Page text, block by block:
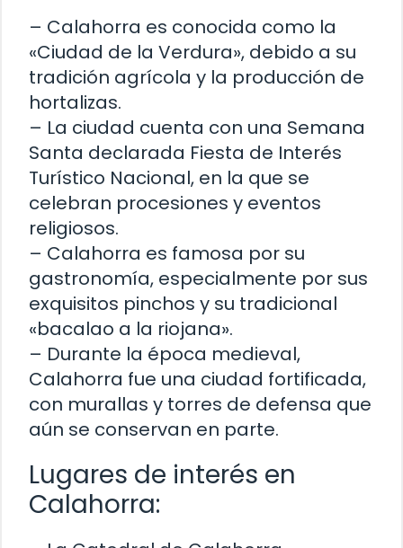
– Calahorra es conocida como la
«Ciudad de la Verdura», debido a su
tradición agrícola y la producción de
hortalizas.
– La ciudad cuenta con una Semana
Santa declarada Fiesta de Interés
Turístico Nacional, en la que se
celebran procesiones y eventos
religiosos.
– Calahorra es famosa por su
gastronomía, especialmente por sus
exquisitos pinchos y su tradicional
«bacalao a la riojana».
– Durante la época medieval,
Calahorra fue una ciudad fortificada,
con murallas y torres de defensa que
aún se conservan en parte.
Lugares de interés en
Calahorra: